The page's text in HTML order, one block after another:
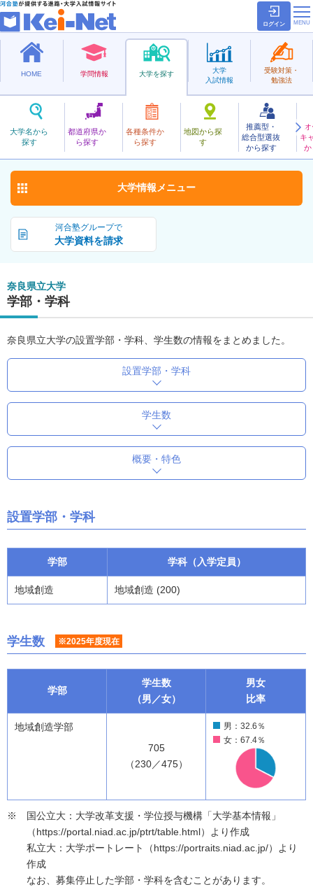
ログイン
HOME 学問情報 大学を探す
大学名から
探す
都道府県か
ら探す
各種条件か
ら探す
地図から探
す
推薦型・
総合型選抜
から探す
キ
か
大学
入試情報
受験対策・
勉強法
公立
ならけんりつ
奈良県立大学 お気に入り
河合塾グループで
大学資料を請求
大学情報 メニュー
奈良県立大学
学部・学科
奈良県立大学の設置学部・学科、学生数の情報をまとめました。
設置学部・学科
学生数
概要・特色
設置学部・学科
学部 学科（入学定員）
地域創造 地域創造 (200)
学生数 ※2025年度現在
学部
学生数
（男／女）
男女
比率
地域創造学部
705
（230／475）
男：32.6％
女：67.4％
国公立大：大学改革支援・学位授与機構「大学基本情報」
（https://portal.niad.ac.jp/ptrt/table.html）より作成
私立大：大学ポートレート（https://portraits.niad.ac.jp/）より
作成
なお、募集停止した学部・学科を含むことがあります。